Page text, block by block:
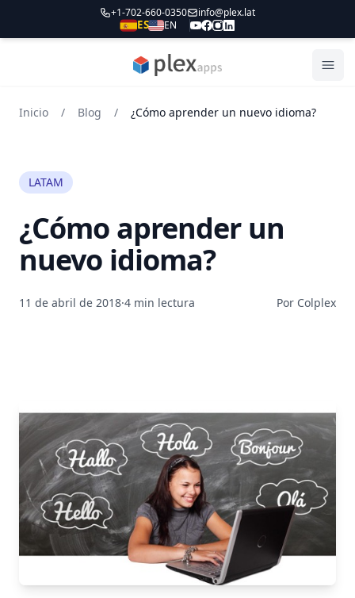
+1-702-660-0350 info@plex.lat
ES EN
PLEXapps
Inicio / Blog / ¿Cómo aprender un nuevo idioma?
LATAM
¿Cómo aprender un
nuevo idioma?
11 de abril de 2018·4 min lectura Por Colplex